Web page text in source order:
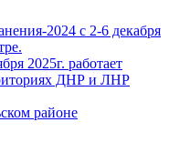
2024 с 2-6 декабря
2025г. работает
ДНР и ЛНР
районе